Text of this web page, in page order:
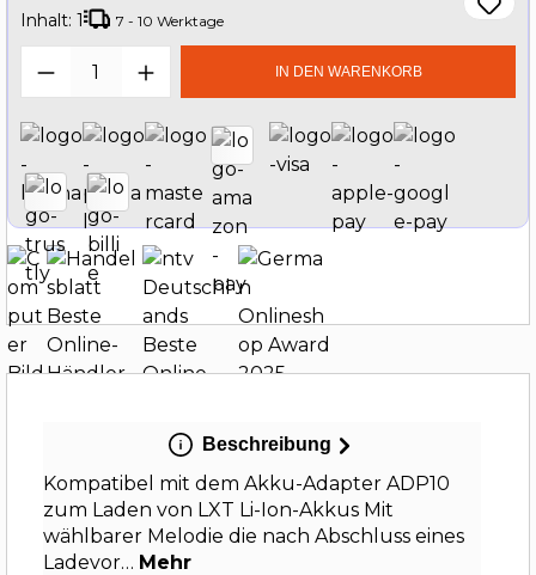
Inhalt: 1 7 - 10 Werktage
Produkt Anzahl: Gib denIN DEN WARENKORB
Beschreibung
Kompatibel mit dem Akku-Adapter ADP10
zum Laden von LXT Li-Ion-Akkus Mit
wählbarer Melodie die nach Abschluss eines
Ladevor… Mehr